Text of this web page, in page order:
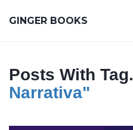
GINGER BOOKS
Posts With Tag.
Narrativa"